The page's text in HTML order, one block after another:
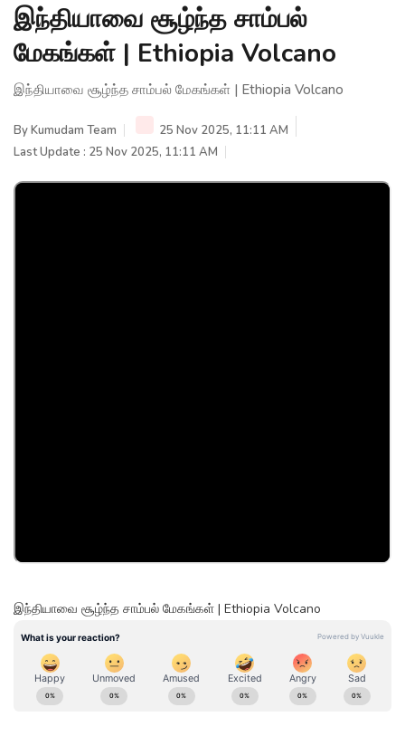
இந்தியாவை சூழ்ந்த சாம்பல்
மேகங்கள் | Ethiopia Volcano
இந்தியாவை சூழ்ந்த சாம்பல் மேகங்கள் | Ethiopia Volcano
ByKumudam Team
25 Nov 2025, 11:11 AM
Last Update : 25 Nov 2025, 11:11 AM
இந்தியாவை சூழ்ந்த சாம்பல் மேகங்கள் | Ethiopia Volcano